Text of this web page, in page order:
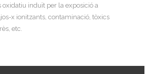
oxidatiu induït per la exposició a
x ionitzants, contaminació, tòxics
etc.